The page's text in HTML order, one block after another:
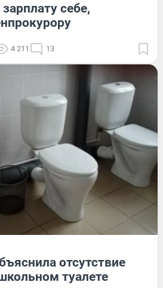
себе,
4 211 13
отсутствие
туалете